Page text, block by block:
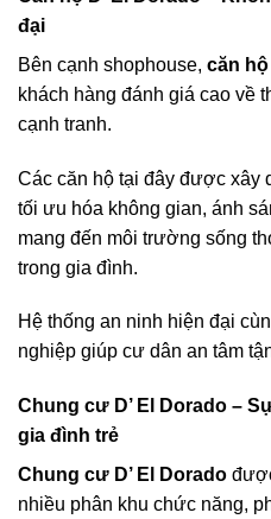
đại
Bên cạnh shophouse, căn hộ
khách hàng đánh giá cao về
cạnh tranh.
Các căn hộ tại đây được xây
tối ưu hóa không gian, ánh
mang đến môi trường sống
trong gia đình.
Hệ thống an ninh hiện đại
nghiệp giúp cư dân an tâm
Chung cư D’ El Dorado –
gia đình trẻ
Chung cư D’ El Dorado
nhiều phân khu chức năng,